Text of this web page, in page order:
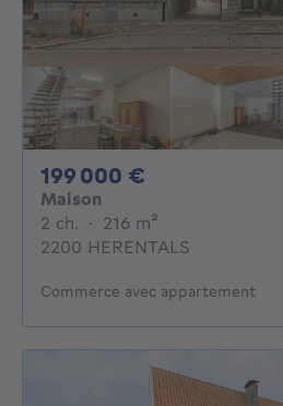
199 000 €
Maison
2 ch. 2 chambres
· 216 m²
2200 HERENTALS
Commerce avec appartement